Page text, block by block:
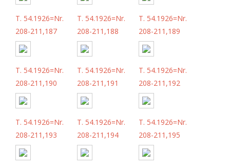
T. 54.1926=Nr.
208-211,187
T. 54.1926=Nr.
208-211,188
T. 54.1926=Nr.
208-211,189
T. 54.1926=Nr.
208-211,190
T. 54.1926=Nr.
208-211,191
T. 54.1926=Nr.
208-211,192
T. 54.1926=Nr.
208-211,193
T. 54.1926=Nr.
208-211,194
T. 54.1926=Nr.
208-211,195